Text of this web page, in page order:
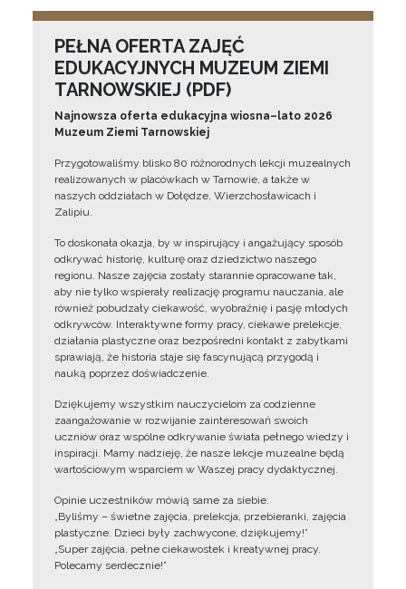
PEŁNA OFERTA ZAJĘĆ
EDUKACYJNYCH MUZEUM ZIEMI
TARNOWSKIEJ (PDF)
Najnowsza oferta edukacyjna wiosna–lato 2026
Muzeum Ziemi Tarnowskiej
Przygotowaliśmy blisko 80 różnorodnych lekcji muzealnych
realizowanych w placówkach w Tarnowie, a także w
naszych oddziałach w Dołędze, Wierzchosławicach i
Zalipiu.
To doskonała okazja, by w inspirujący i angażujący sposób
odkrywać historię, kulturę oraz dziedzictwo naszego
regionu. Nasze zajęcia zostały starannie opracowane tak,
aby nie tylko wspierały realizację programu nauczania, ale
również pobudzały ciekawość, wyobraźnię i pasję młodych
odkrywców. Interaktywne formy pracy, ciekawe prelekcje,
działania plastyczne oraz bezpośredni kontakt z zabytkami
sprawiają, że historia staje się fascynującą przygodą i
nauką poprzez doświadczenie.
Dziękujemy wszystkim nauczycielom za codzienne
zaangażowanie w rozwijanie zainteresowań swoich
uczniów oraz wspólne odkrywanie świata pełnego wiedzy i
inspiracji. Mamy nadzieję, że nasze lekcje muzealne będą
wartościowym wsparciem w Waszej pracy dydaktycznej.
Opinie uczestników mówią same za siebie:
„Byliśmy – świetne zajęcia, prelekcja, przebieranki, zajęcia
plastyczne. Dzieci były zachwycone, dziękujemy!”
„Super zajęcia, pełne ciekawostek i kreatywnej pracy.
Polecamy serdecznie!”